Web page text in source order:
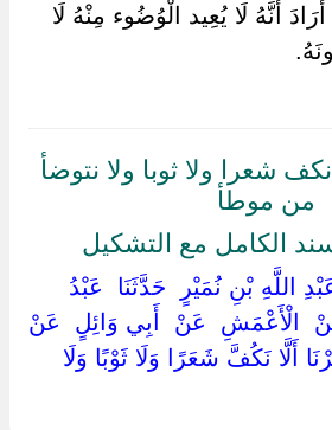
أَنَّهُ لَا يُعِيد الْوُضُوء مِنْهُ لَا
شعرا ولا ثوبا ولا نتوضأ
من موطأ
الكامل مع التشكيل
اللَّهِ بْنِ نُمَيْرٍ ‏ ‏حَدَّثَنَا ‏ ‏عَبْدُ
‏الْأَعْمَشِ ‏ ‏عَنْ ‏ ‏أَبِي وَائِلٍ ‏ ‏عَنْ
أَلَّا نَكُفَّ شَعَرًا وَلَا ثَوْبًا وَلَا